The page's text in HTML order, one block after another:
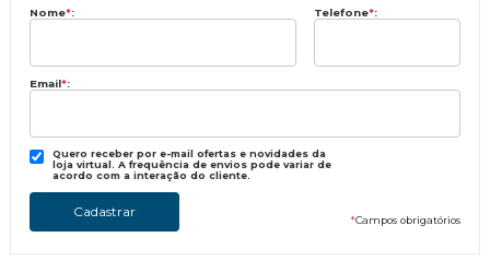
Nome*: Telefone*:
Email*:
Quero receber por e-mail ofertas e novidades da
loja virtual. A frequência de envios pode variar de
acordo com a interação do cliente.
*Campos obrigatórios